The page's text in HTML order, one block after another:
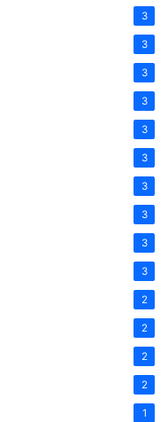
3
3
3
3
3
3
3
3
3
3
2
2
2
2
1